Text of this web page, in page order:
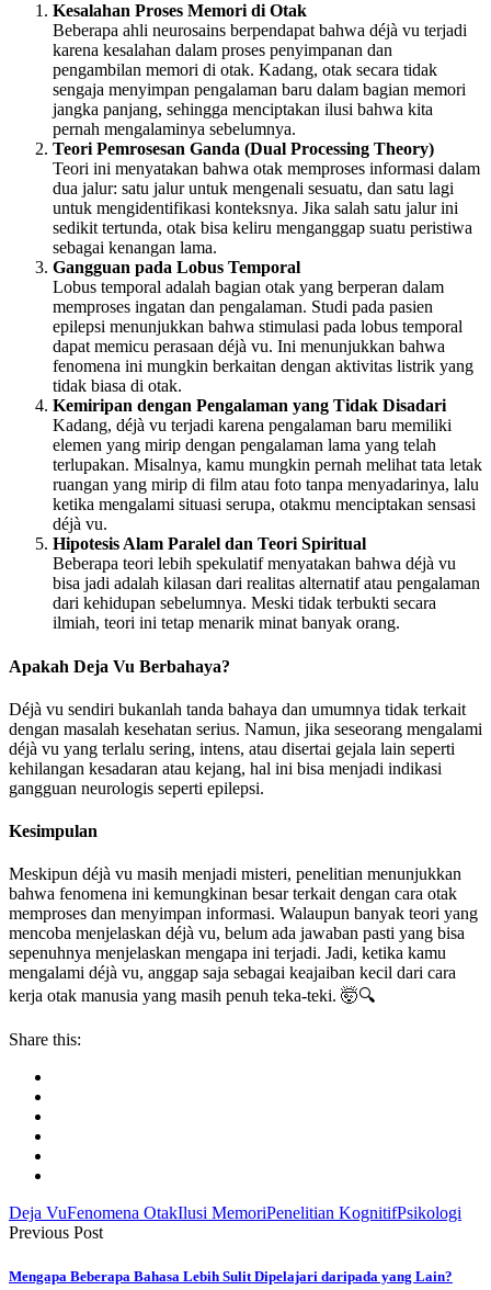
Kesalahan Proses Memori di Otak
Beberapa ahli neurosains berpendapat bahwa déjà vu terjadi
karena kesalahan dalam proses penyimpanan dan
pengambilan memori di otak. Kadang, otak secara tidak
sengaja menyimpan pengalaman baru dalam bagian memori
jangka panjang, sehingga menciptakan ilusi bahwa kita
pernah mengalaminya sebelumnya.
Teori Pemrosesan Ganda (Dual Processing Theory)
Teori ini menyatakan bahwa otak memproses informasi dalam
dua jalur: satu jalur untuk mengenali sesuatu, dan satu lagi
untuk mengidentifikasi konteksnya. Jika salah satu jalur ini
sedikit tertunda, otak bisa keliru menganggap suatu peristiwa
sebagai kenangan lama.
Gangguan pada Lobus Temporal
Lobus temporal adalah bagian otak yang berperan dalam
memproses ingatan dan pengalaman. Studi pada pasien
epilepsi menunjukkan bahwa stimulasi pada lobus temporal
dapat memicu perasaan déjà vu. Ini menunjukkan bahwa
fenomena ini mungkin berkaitan dengan aktivitas listrik yang
tidak biasa di otak.
Kemiripan dengan Pengalaman yang Tidak Disadari
Kadang, déjà vu terjadi karena pengalaman baru memiliki
elemen yang mirip dengan pengalaman lama yang telah
terlupakan. Misalnya, kamu mungkin pernah melihat tata letak
ruangan yang mirip di film atau foto tanpa menyadarinya, lalu
ketika mengalami situasi serupa, otakmu menciptakan sensasi
déjà vu.
Hipotesis Alam Paralel dan Teori Spiritual
Beberapa teori lebih spekulatif menyatakan bahwa déjà vu
bisa jadi adalah kilasan dari realitas alternatif atau pengalaman
dari kehidupan sebelumnya. Meski tidak terbukti secara
ilmiah, teori ini tetap menarik minat banyak orang.
Apakah Deja Vu Berbahaya?
Déjà vu sendiri bukanlah tanda bahaya dan umumnya tidak terkait
dengan masalah kesehatan serius. Namun, jika seseorang mengalami
déjà vu yang terlalu sering, intens, atau disertai gejala lain seperti
kehilangan kesadaran atau kejang, hal ini bisa menjadi indikasi
gangguan neurologis seperti epilepsi.
Kesimpulan
Meskipun déjà vu masih menjadi misteri, penelitian menunjukkan
bahwa fenomena ini kemungkinan besar terkait dengan cara otak
memproses dan menyimpan informasi. Walaupun banyak teori yang
mencoba menjelaskan déjà vu, belum ada jawaban pasti yang bisa
sepenuhnya menjelaskan mengapa ini terjadi. Jadi, ketika kamu
mengalami déjà vu, anggap saja sebagai keajaiban kecil dari cara
kerja otak manusia yang masih penuh teka-teki. 🤯🔍
Share this:
Deja VuFenomena OtakIlusi MemoriPenelitian KognitifPsikologi
Previous Post
Mengapa Beberapa Bahasa Lebih Sulit Dipelajari daripada yang Lain?